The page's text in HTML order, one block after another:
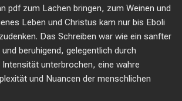
pdf zum Lachen bringen, zum Weinen und
Leben und Christus kam nur bis Eboli
Das Schreiben war wie ein sanfter
beruhigend, gelegentlich durch
unterbrochen, eine wahre
und Nuancen der menschlichen